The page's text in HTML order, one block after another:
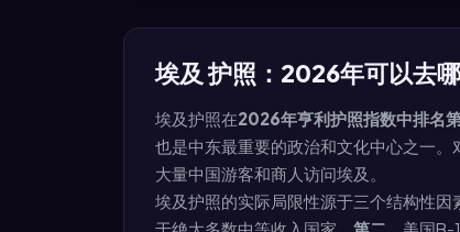
埃及 护照：2026年可以去
埃及护照在2026年亨利护照指数中排名
也是中东最重要的政治和文化中心之一
大量中国游客和商人访问埃及。
埃及护照的实际局限性源于三个结构性因